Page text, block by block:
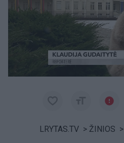
LRYTAS.TV > ŽINIOS >